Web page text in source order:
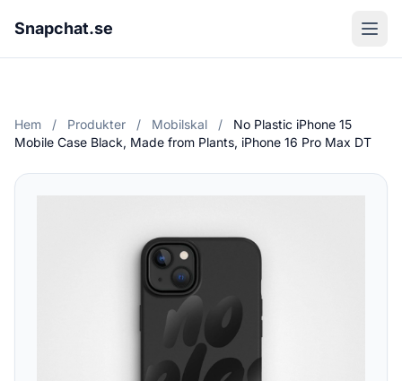
Snapchat.se
Hem / Produkter / Mobilskal /
No Plastic iPhone 15
Mobile Case Black, Made from Plants, iPhone 16 Pro Max DT